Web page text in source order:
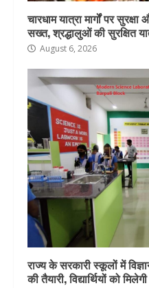
चारधाम यात्रा मार्गों पर
सख्त, श्रद्धालुओं की सुरक्षित
August 6, 2026
राज्य के सरकारी स्कूलों में
की तैयारी, विद्यार्थियों को